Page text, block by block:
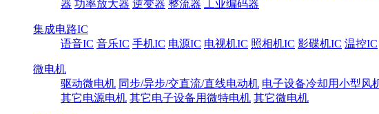
器 功率放大器 逆变器 整流器 工业编码器
集成电路IC
语音IC 音乐IC 手机IC 电源IC 电视机IC 照相机IC 影碟机IC 温控IC
微电机
驱动微电机 同步/异步/交直流/直线电动机 电子设备冷却用小型风
其它电源电机 其它电子设备用微特电机 其它微电机